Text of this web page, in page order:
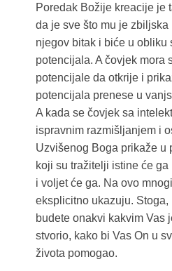
Poredak Božije kreacije je
da je sve što mu je zbiljska
njegov bitak i biće u obliku
potencijala. A čovjek mora
potencijale da otkrije i
potencijala prenese u
A kada se čovjek sa
ispravnim razmišljanjem i
Uzvišenog Boga prikaže u
koji su tražitelji istine će
i voljet će ga. Na ovo
eksplicitno ukazuju. Stoga,
budete onakvi kakvim Vas
stvorio, kako bi Vas On u
života pomogao.